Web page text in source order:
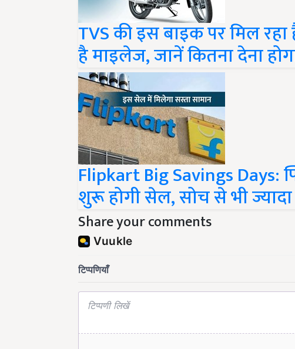
TVS की इस बाइक पर मिल
है माइलेज, जानें कितना देना
Flipkart Big Savings Days:
शुरू होगी सेल, सोच से भी
Share your comments